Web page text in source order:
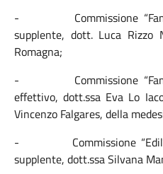
- Commissione “Fame
supplente, dott. Luca Rizzo
Romagna;
- Commissione “Fame
effettivo, dott.ssa Eva Lo
Vincenzo Falgares, della
- Commissione “Edilizia
supplente, dott.ssa Silvana